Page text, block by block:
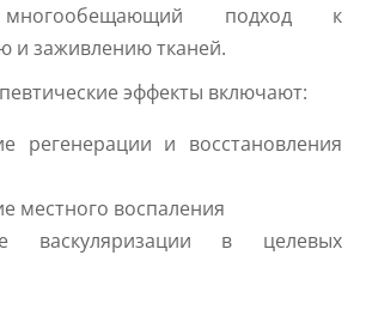
многообещающий подход к
и заживлению тканей.
эффекты включают:
регенерации и восстановления
местного воспаления
васкуляризации в целевых